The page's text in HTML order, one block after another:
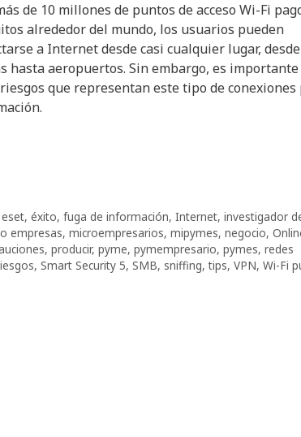
de 10 millones de puntos de acceso Wi-Fi
alrededor del mundo, los usuarios pueden
a Internet desde casi cualquier lugar, desde
hasta aeropuertos. Sin embargo, es importante
que representan este tipo de conexiones
eset, éxito, fuga de información, Internet, investigador
empresas, microempresarios, mipymes, negocio,
, producir, pyme, pymempresario, pymes, redes
, Smart Security 5, SMB, sniffing,tips, VPN, Wi-Fi